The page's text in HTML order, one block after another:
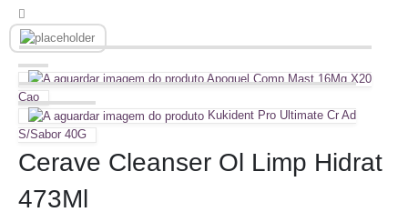
Apoquel Comp Mast 16Mg X20
Cao
Kukident Pro Ultimate Cr Ad
S/Sabor 40G
Cerave Cleanser Ol Limp Hidrat
473Ml